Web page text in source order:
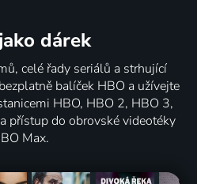
dárek
celé řady seriálů a strhující
balíček HBO a užívejte
HBO, HBO 2, HBO 3,
přístup do obrovské videotéky
Max.